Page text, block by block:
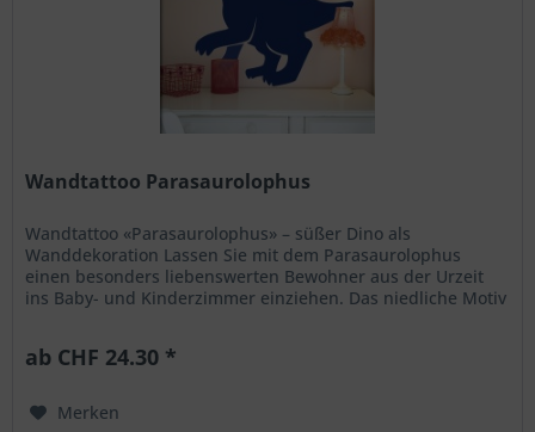
Wandtattoo Parasaurolophus
Wandtattoo «Parasaurolophus» – süßer Dino als
Wanddekoration Lassen Sie mit dem Parasaurolophus
einen besonders liebenswerten Bewohner aus der Urzeit
ins Baby- und Kinderzimmer einziehen. Das niedliche Motiv
ab CHF 24.30 *
Merken